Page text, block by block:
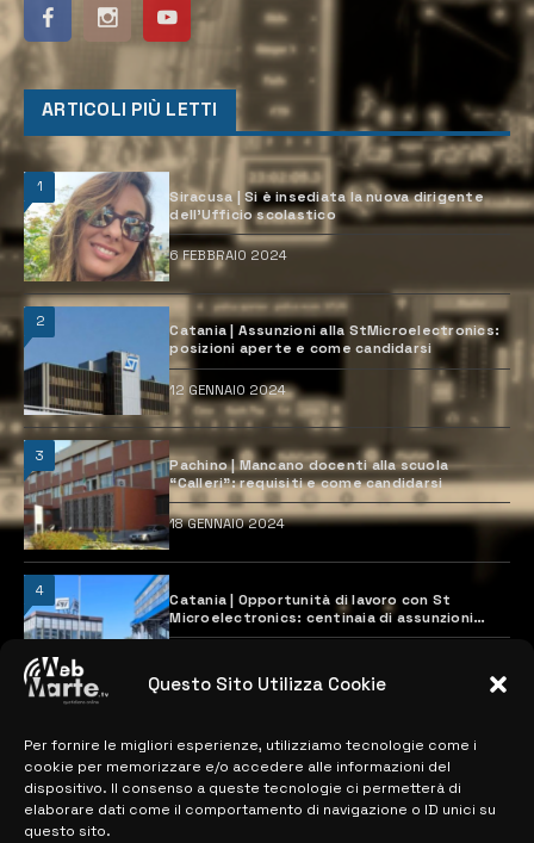
Questo Sito Utilizza Cookie
Per fornire le migliori esperienze, utilizziamo tecnologie come i
cookie per memorizzare e/o accedere alle informazioni del
dispositivo. Il consenso a queste tecnologie ci permetterà di
elaborare dati come il comportamento di navigazione o ID unici su
questo sito.
ARTICOLI PIÙ LETTI
1
Siracusa | Si è insediata la nuova dirigente
dell’Ufficio scolastico
6 FEBBRAIO 2024
2
Catania | Assunzioni alla StMicroelectronics:
posizioni aperte e come candidarsi
12 GENNAIO 2024
3
Pachino | Mancano docenti alla scuola
“Calleri”: requisiti e come candidarsi
18 GENNAIO 2024
4
Catania | Opportunità di lavoro con St
Microelectronics: centinaia di assunzioni
previste
MAPPA DEL SITO
> NOTIZIE